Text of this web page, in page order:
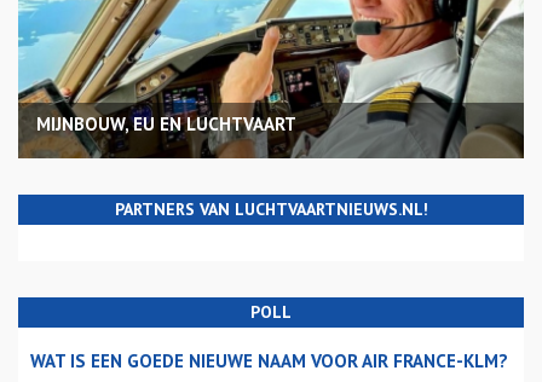
MIJNBOUW, EU EN LUCHTVAART
PARTNERS VAN LUCHTVAARTNIEUWS.NL!
POLL
WAT IS EEN GOEDE NIEUWE NAAM VOOR AIR FRANCE-KLM?